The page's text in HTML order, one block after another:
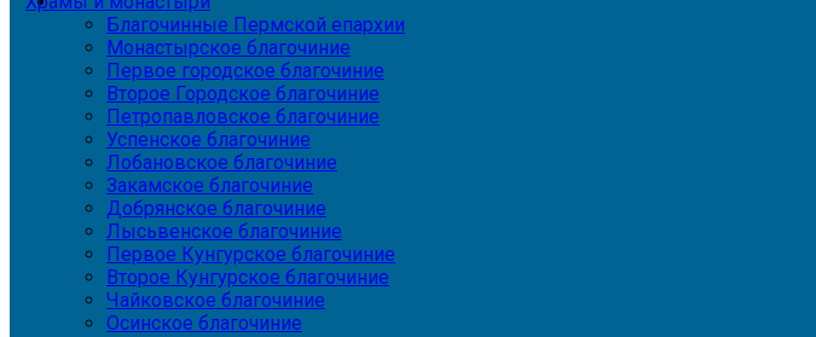
Благочинные Пермской епархии
Монастырское благочиние
Первое городское благочиние
Второе Городское благочиние
Петропавловское благочиние
Успенское благочиние
Лобановское благочиние
Закамское благочиние
Добрянское благочиние
Лысьвенское благочиние
Первое Кунгурское благочиние
Второе Кунгурское благочиние
Чайковское благочиние
Осинское благочиние